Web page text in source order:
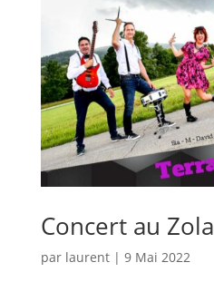
Concert au Zola
par laurent| 9 Mai 2022